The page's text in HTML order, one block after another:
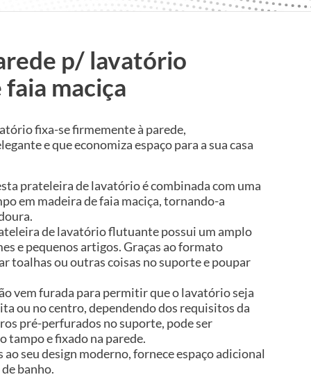
p/ lavatório
maciça
fixa-se firmemente à parede,
e que economiza espaço para a sua casa
prateleira de lavatório é combinada com uma
em madeira de faia maciça, tornando-a
de lavatório flutuante possui um amplo
e pequenos artigos. Graças ao formato
toalhas ou outras coisas no suporte e poupar
vem furada para permitir que o lavatório seja
ou no centro, dependendo dos requisitos da
pré-perfurados no suporte, pode ser
tampo e fixado na parede.
ao seu design moderno, fornece espaço adicional
banho.